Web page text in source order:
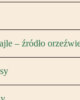
– źródło